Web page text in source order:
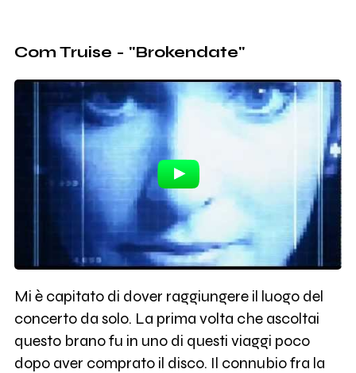
Com Truise - "Brokendate"
Mi è capitato di dover raggiungere il luogo del
concerto da solo. La prima volta che ascoltai
questo brano fu in uno di questi viaggi poco
dopo aver comprato il disco. Il connubio fra la